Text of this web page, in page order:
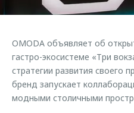
Страхование
Аксессуары
Одежда и сувениры
Оригинальные аксессуары
Клиентская поддержка
Клуб владельцев OMODA
Приложение O&J
Аксессуары
Обратная связь
OMODA объявляет об
гастро-экосистеме «Три
стратегии развития своего
бренд запускает
модными столичными